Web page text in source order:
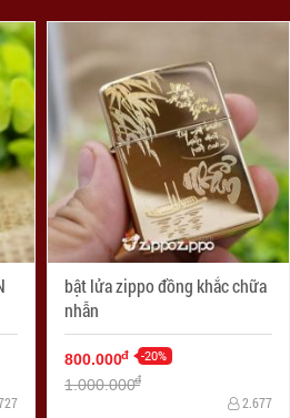
bật lửa zippo đồng khắc chữa
nhẫn
800.000đ -20%
1.000.000đ
2.677